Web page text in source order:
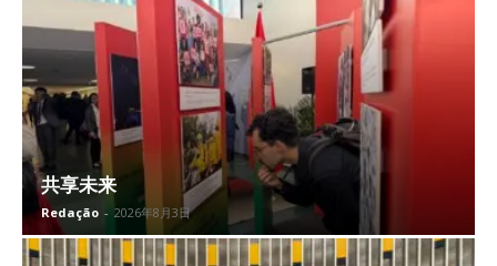
共享未来
Redação - 2026年8月3日